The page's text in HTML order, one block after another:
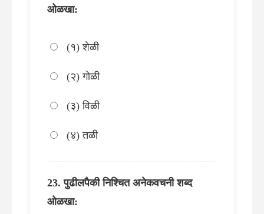
ओळखा:
(१) शेळी
(२) गोळी
(३) विळी
(४) तळी
पुढीलपैकी निश्चित अनेकवचनी शब्द
ओळखा: